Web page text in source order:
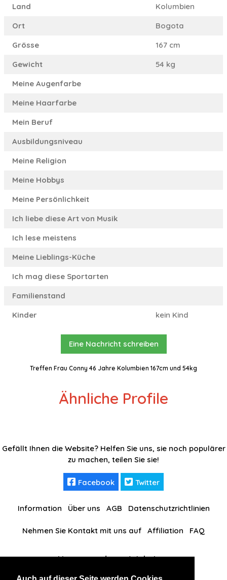
Land
Kolumbien
Ort
Bogota
Grösse
167 cm
Gewicht
54 kg
Meine Augenfarbe
Meine Haarfarbe
Mein Beruf
Ausbildungsniveau
Meine Religion
Meine Hobbys
Meine Persönlichkeit
Ich liebe diese Art von Musik
Ich lese meistens
Meine Lieblings-Küche
Ich mag diese Sportarten
Familienstand
Kinder
kein Kind
Eine Nachricht schreiben
Treffen Frau Conny 46 Jahre Kolumbien 167cm und 54kg
Ähnliche Profile
Gefällt Ihnen die Website? Helfen Sie uns, sie noch populärer
zu machen, teilen Sie sie!
Facebook Twitter
Information Über uns AGB Datenschutzrichtlinien
Nehmen Sie Kontakt mit uns auf Affiliation FAQ
Unsere anderen Websites